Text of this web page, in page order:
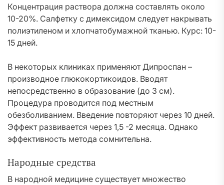
Концентрация раствора должна составлять около
10-20%. Салфетку с димексидом следует накрывать
полиэтиленом и хлопчатобумажной тканью. Курс: 10-
15 дней.
В некоторых клиниках применяют Дипроспан –
производное глюкокортикоидов. Вводят
непосредственно в образование (до 3 см).
Процедура проводится под местным
обезболиванием. Введение повторяют через 10 дней.
Эффект развивается через 1,5 -2 месяца. Однако
эффективность метода сомнительна.
Народные средства
В народной медицине существует множество